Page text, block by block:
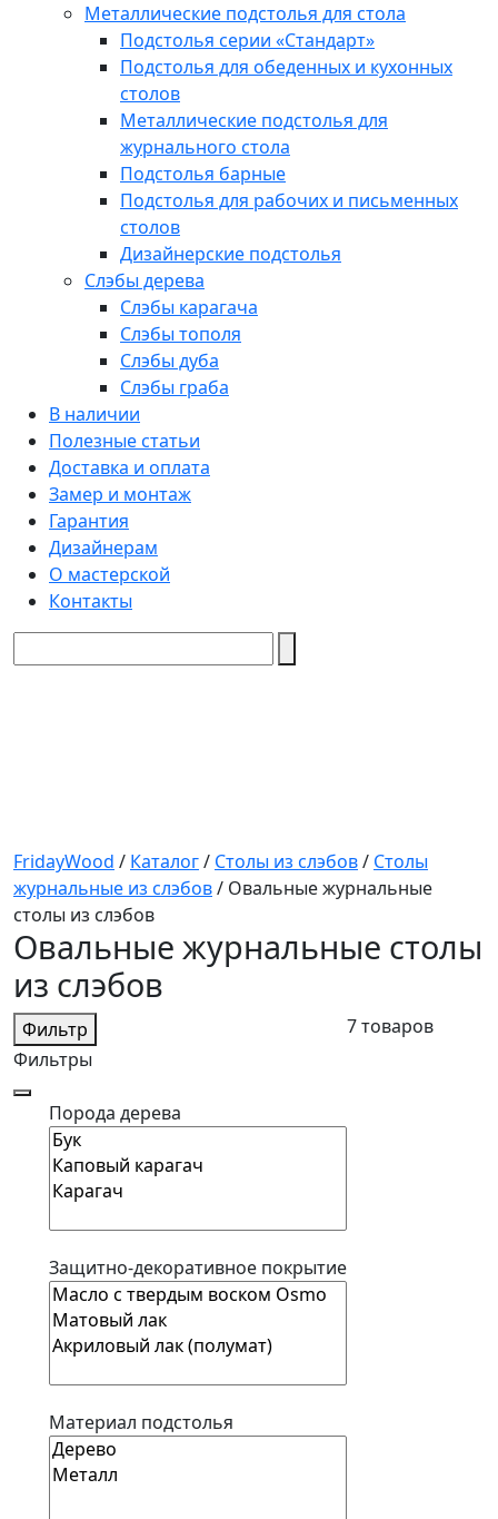
Металлические подстолья для стола
Подстолья серии «Стандарт»
Подстолья для обеденных и кухонных
столов
Металлические подстолья для
журнального стола
Подстолья барные
Подстолья для рабочих и письменных
столов
Дизайнерские подстолья
Слэбы дерева
Слэбы карагача
Слэбы тополя
Слэбы дуба
Слэбы граба
В наличии
Полезные статьи
Доставка и оплата
Замер и монтаж
Гарантия
Дизайнерам
О мастерской
Контакты
FridayWood / Каталог/ Столы из слэбов/ Столы
журнальные из слэбов/ Овальные журнальные
столы из слэбов
Овальные журнальные столы
из слэбов
Фильтр
Фильтры
Порода дерева
Защитно-декоративное покрытие
Материал подстолья
7 товаров